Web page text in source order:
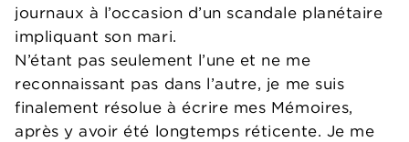
journaux à l’occasion d’un scandale planétaire
impliquant son mari.
N’étant pas seulement l’une et ne me
reconnaissant pas dans l’autre, je me suis
finalement résolue à écrire mes Mémoires,
après y avoir été longtemps réticente. Je me